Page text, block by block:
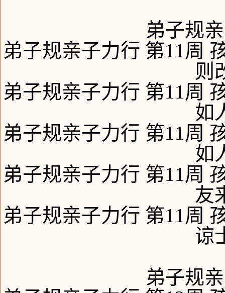
弟子规
弟子规亲子力行 第11周
则
弟子规亲子力行 第11周
如
弟子规亲子力行 第11周
如
弟子规亲子力行 第11周
友
弟子规亲子力行 第11周
谅
弟子规